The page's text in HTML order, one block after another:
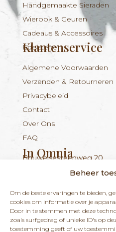
Beheer
Om de beste ervaringen te bieden,
cookies om informatie over je
Door in te stemmen met deze
zoals surfgedrag of unieke ID's op
toestemming geeft of uw
Handgemaakte Sieraden
Wierook & Geuren
Cadeaus & Accessoires
Edelstenen
Klantenservice
Algemene Voorwaarden
Verzenden & Retourneren
Privacybeleid
Contact
Over Ons
FAQ
In Omnia
Bouwelsesteenweg 20
BE 1029.893.045
info@inomnia.be
+324 56 96 16 94
Nieuwsbrief
nieuws over onze winkel